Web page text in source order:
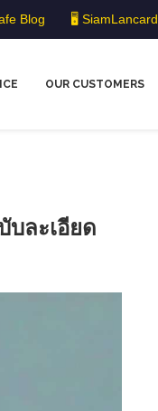
Blog 🖥️ SiamLancard
OUR CUSTOMERS
บละเอียด